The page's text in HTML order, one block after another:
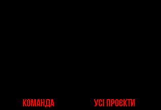
команда усі проєкти